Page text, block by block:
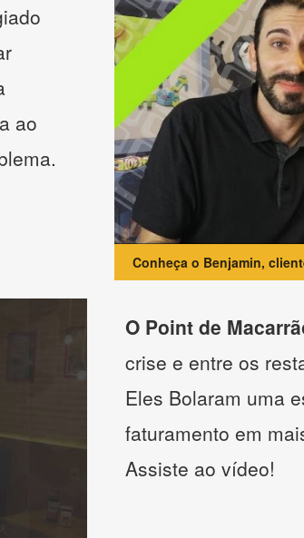
ao
Conheça o Benjamin,
O Point de
crise e entre os
Eles Bolaram uma
faturamento em
Assiste ao vídeo!